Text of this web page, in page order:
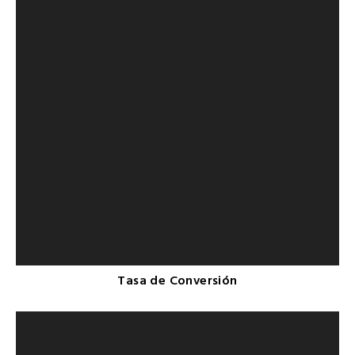
Tasa de Conversión